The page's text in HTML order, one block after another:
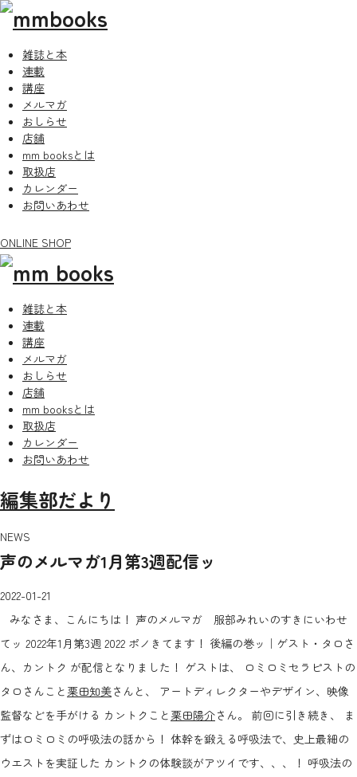
雑誌と本
連載
講座
メルマガ
おしらせ
店舗
mm booksとは
取扱店
カレンダー
お問いあわせ
ONLINE SHOP
雑誌と本
連載
講座
メルマガ
おしらせ
店舗
mm booksとは
取扱店
カレンダー
お問いあわせ
編集部だより
NEWS
声のメルマガ1月第3週配信ッ
2022-01-21
みなさま、こんにちは！ 声のメルマガ 服部みれいのすきにいわせ
てッ 2022年1月第3週 2022 ポノきてます！ 後編の巻ッ｜ゲスト・タロさ
ん、カントク が配信となりました！ ゲストは、 ロミロミセラピストの
タロさんこと 栗田知美さんと、 アートディレクターやデザイン、映像
監督などを手がける カントクこと 栗田陽介さん。 前回に引き続き、 ま
ずはロミロミの呼吸法の話から！ 体幹を鍛える呼吸法で、史上最細の
ウエストを実証した カントクの体験談がアツイです、、、！ 呼吸法の